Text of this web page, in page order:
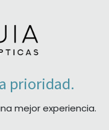
prioridad.
mejor experiencia.